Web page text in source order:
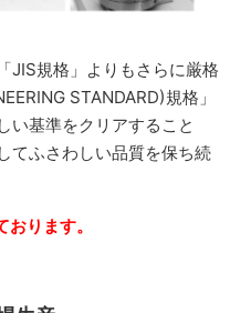
JIS規格」よりもさらに厳格
STANDARD)規格」
い基準をクリアすること
てふさわしい品質を保ち続
ります。